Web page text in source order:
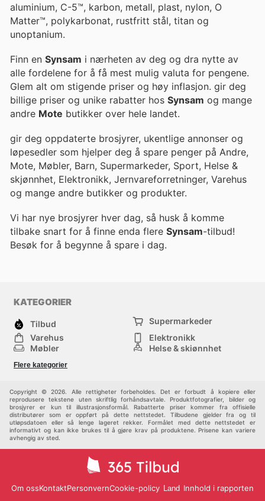
aluminium, C-5™, karbon, metall, plast, nylon, O
Matter™, polykarbonat, rustfritt stål, titan og
unoptanium.
Finn en Synsam i nærheten av deg og dra nytte av
alle fordelene for å få mest mulig valuta for pengene.
Glem alt om stigende priser og høy inflasjon. gir deg
billige priser og unike rabatter hos Synsam og mange
andre Mote butikker over hele landet.
gir deg oppdaterte brosjyrer, ukentlige annonser og
løpesedler som hjelper deg å spare penger på Andre,
Mote, Møbler, Barn, Supermarkeder, Sport, Helse &
skjønnhet, Elektronikk, Jernvareforretninger, Varehus
og mange andre butikker og produkter.
Vi har nye brosjyrer hver dag, så husk å komme
tilbake snart for å finne enda flere Synsam-tilbud!
Besøk for å begynne å spare i dag.
KATEGORIER
Tilbud
Supermarkeder
Varehus
Elektronikk
Møbler
Helse & skjønnhet
Sport
Flere kategorier
Copyright © 2026. Alle rettigheter forbeholdes. Det er forbudt å kopiere eller
reprodusere tekstene uten skriftlig forhåndsavtale. Produktfotografier, bilder og
brosjyrer er kun til illustrasjonsformål. Rabatterte priser kommer fra offisielle
distributører som er oppført på dette nettstedet. Tilbudene gjelder fra og til
utløpsdatoen eller så lenge lageret rekker. Formålet med dette nettstedet er
informativt og kan ikke brukes til å gjøre krav på produktene. Prisene kan variere
avhengig av sted.
Om ossKontaktPersonvernCookie-policy Land Innhold i rapporten